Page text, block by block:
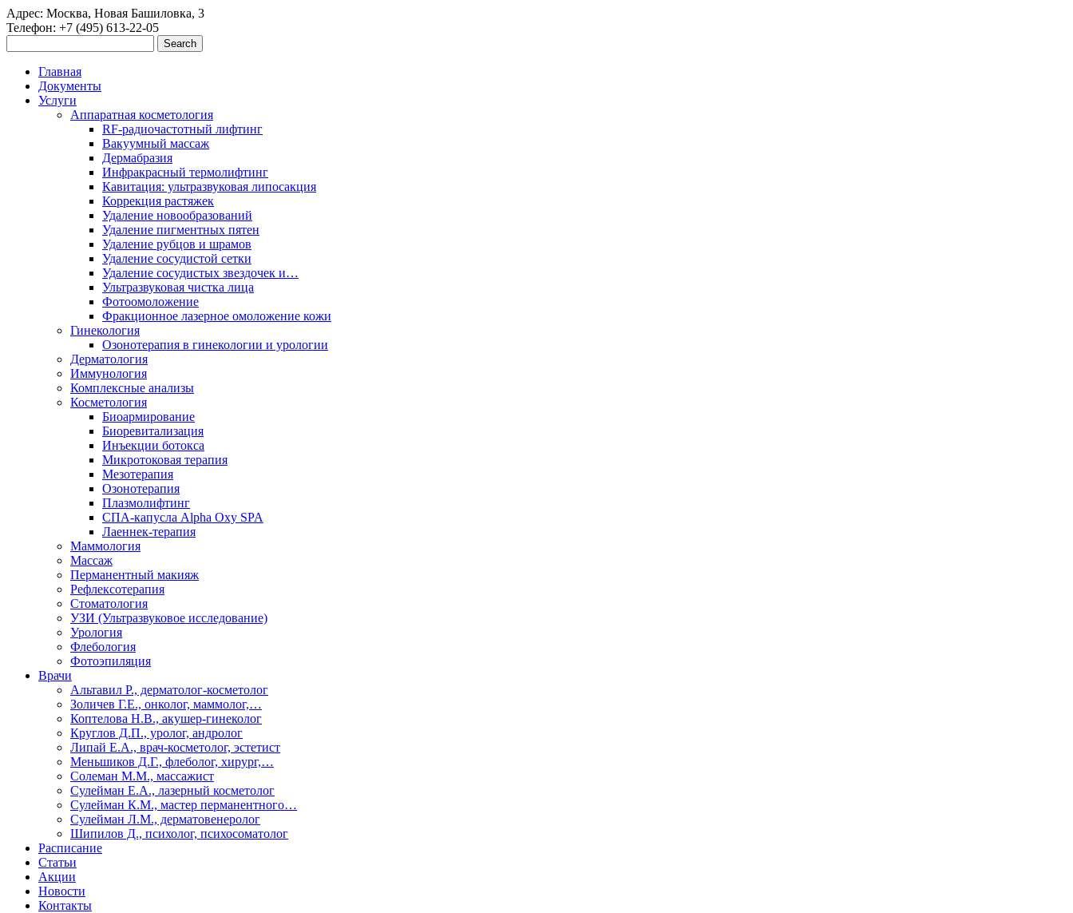
Адрес: Москва, Новая Башиловка, 3
Телефон: +7 (495) 613-22-05
Главная
Документы
Услуги
Аппаратная косметология
RF-радиочастотный лифтинг
Вакуумный массаж
Дермабразия
Инфракрасный термолифтинг
Кавитация: ультразвуковая липосакция
Коррекция растяжек
Удаление новообразований
Удаление пигментных пятен
Удаление рубцов и шрамов
Удаление сосудистой сетки
Удаление сосудистых звездочек и…
Ультразвуковая чистка лица
Фотоомоложение
Фракционное лазерное омоложение кожи
Гинекология
Озонотерапия в гинекологии и урологии
Дерматология
Иммунология
Комплексные анализы
Косметология
Биоармирование
Биоревитализация
Инъекции ботокса
Микротоковая терапия
Мезотерапия
Озонотерапия
Плазмолифтинг
СПА-капусла Alpha Oxy SPA
Лаеннек-терапия
Маммология
Массаж
Перманентный макияж
Рефлексотерапия
Стоматология
УЗИ (Ультразвуковое исследование)
Урология
Флебология
Фотоэпиляция
Врачи
Альтавил Р., дерматолог-косметолог
Золичев Г.Е., онколог, маммолог,…
Коптелова Н.В., акушер-гинеколог
Круглов Д.П., уролог, андролог
Липай Е.А., врач-косметолог, эстетист
Меньшиков Д.Г., флеболог, хирург,…
Солеман М.М., массажист
Сулейман Е.А., лазерный косметолог
Сулейман К.М., мастер перманентного…
Сулейман Л.М., дерматовенеролог
Шипилов Д., психолог, психосоматолог
Расписание
Статьи
Акции
Новости
Контакты